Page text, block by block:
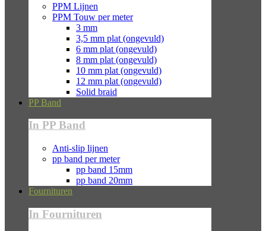
PPM Lijnen
PPM Touw per meter
3 mm
3,5 mm plat (ongevuld)
6 mm plat (ongevuld)
8 mm plat (ongevuld)
10 mm plat (ongevuld)
12 mm plat (ongevuld)
Solid braid
PP Band
In PP Band
Anti-slip lijnen
pp band per meter
pp band 15mm
pp band 20mm
Fournituren
In Fournituren